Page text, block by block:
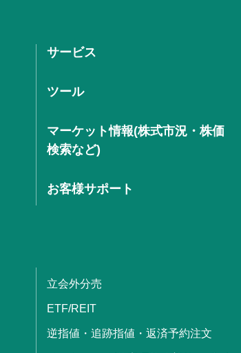
サービス
ツール
マーケット情報(株式市況・株価
検索など)
お客様サポート
立会外分売
ETF/REIT
逆指値・追跡指値・返済予約注文